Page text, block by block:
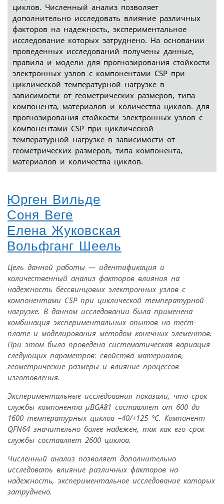
циклов. Численный анализ позволяет
дополнительно исследовать влияние различных
факторов на надежность, экспериментальное
исследование которых затруднено. На основании
проведенных исследований получены данные,
правила и модели для прогнозирования стойкости
электронных узлов с компонентами CSP при
циклической температурной нагрузке в
зависимости от геометрических размеров, типа
компонента, материалов и количества циклов. для
прогнозирования стойкости электронных узлов с
компонентами CSP при циклической
температурной нагрузке в зависимости от
геометрических размеров, типа компонента,
материалов и количества циклов.
Юрген Вильде
Соня Веге
Елена Жуковская
Вольфганг Шеель
Цель данной работы — идентификация и
количественный анализ факторов влияния на
надежность бессвинцовых электронных узлов с
компонентами CSP при циклической температурной
нагрузке. В данном исследовании была применена
комбинация экспериментальных опытов на тест-
плате и моделирования методом конечных элементов.
При этом была проведена систематическая вариация
следующих параметров: свойства материалов,
геометрические размеры и влияние процессов
изготовления.
Экспериментальные исследования показали, что срок
службы компонента μBGA81 составляет от 600 до
1600 температурных циклов –40/+125 °C. Компонент
QFN64 значительно более надежен, так как его срок
службы составляет 2600 циклов.
Численный анализ позволяет дополнительно
исследовать влияние различных факторов на
надежность, экспериментальное исследование которых
затруднено.